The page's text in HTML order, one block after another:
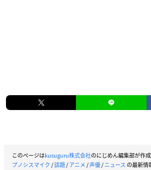
このページはkusuguru株式会社のにじめん編集部が作
プノシスマイク/話題/アニメ/声優/ニュース の最新情